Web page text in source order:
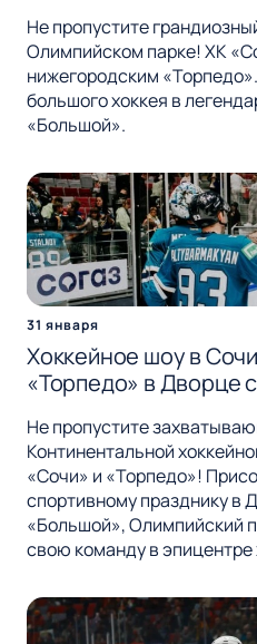
Не пропустите
Олимпийском парке! ХК
нижегородским
большого хоккея в
«Большой».
31 января
Хоккейное шоу в
«Торпедо» в Дворце
Не пропустите
Континентальной
«Сочи» и «Торпедо»!
спортивному празднику в
«Большой», Олимпийский
свою команду в эпицентре